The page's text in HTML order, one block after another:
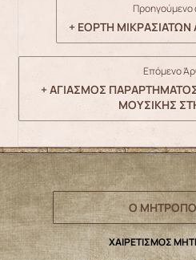
Προηγούμενο
+ ΕΟΡΤΗ
Επόμενο
+ ΑΓΙΑΣΜΟΣ
ΜΟΥΣΙΚΗΣ
Ο
ΧΑΙΡΕΤΙΣΜΟΣ